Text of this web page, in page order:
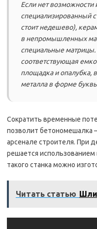
Если нет возможности
специализированный
стоит недешево),
в непромышленных
специальные матрицы.
соответствующая
площадка и опалубка,
металла в форме
Сократить временные
позволит бетономешалка
арсенале строителя. При
решается
такого станка можно
Читать статью